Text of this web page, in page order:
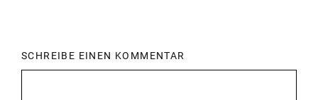
SCHREIBE EINEN KOMMENTAR